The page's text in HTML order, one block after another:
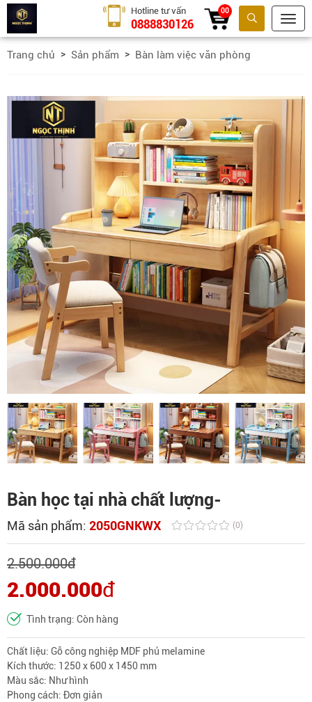
Tìm kiếm
Hotline tư vấn
0888830126
00
Trang chủ Sản phẩm Bàn làm việc văn phòng
Bàn học tại nhà chất lượng-
Mã sản phẩm: 2050GNKWX (0)
2.500.000đ
2.000.000đ
Tình trạng: Còn hàng
Chất liệu: Gỗ công nghiệp MDF phủ melamine
Kích thước: 1250 x 600 x 1450 mm
Màu sắc: Như hình
Phong cách: Đơn giản